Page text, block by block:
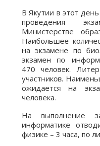
В Якутии в этот
проведения
Министерстве
Наибольшее
на экзамене по
экзамен по
470 человек.
участников.
ожидается на
человека.
На выполнение
информатике
физике – 3 часа, по